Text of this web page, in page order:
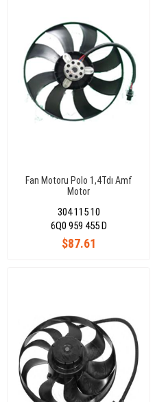
Fan Motoru Polo 1,4Tdı Amf
Motor
304 115 10
$87.61
6Q0 959 455 D